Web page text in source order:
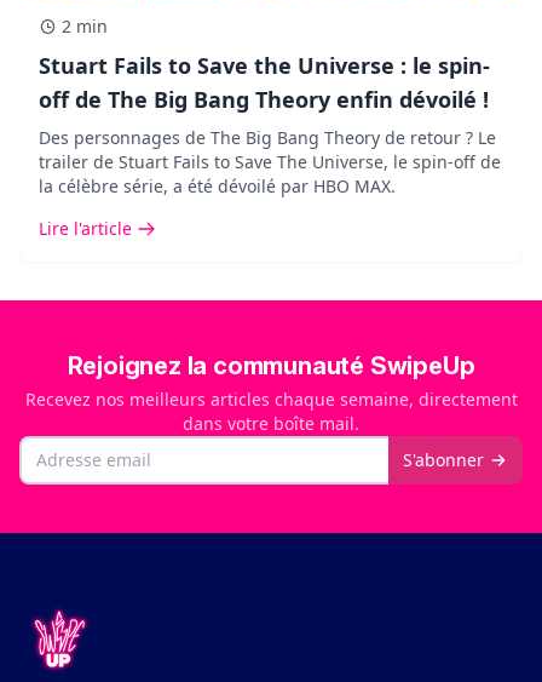
2 min
Stuart Fails to Save the Universe : le spin-
off de The Big Bang Theory enfin dévoilé !
Des personnages de The Big Bang Theory de retour ? Le
trailer de Stuart Fails to Save The Universe, le spin-off de
la célèbre série, a été dévoilé par HBO MAX.
Lire l'article
Rejoignez la communauté SwipeUp
Recevez nos meilleurs articles chaque semaine, directement
dans votre boîte mail.
Email S'abonner